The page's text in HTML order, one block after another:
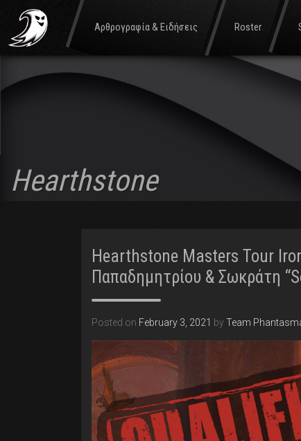
Αρθρογραφία & Ειδήσεις Roster
Hearthstone
Hearthstone Masters Tour
Παπαδημητρίου & Σωκράτη
Posted on February 3, 2021 by Team